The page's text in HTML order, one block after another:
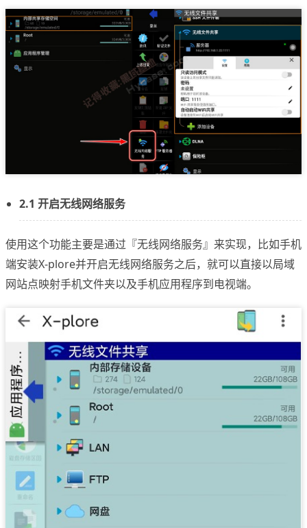
2.1 开启无线网络服务
使用这个功能主要是通过『无线网络服务』来实现，比如手机
端安装X-plore并开启无线网络服务之后，就可以直接以局域
网站点映射手机文件夹以及手机应用程序到电视端。